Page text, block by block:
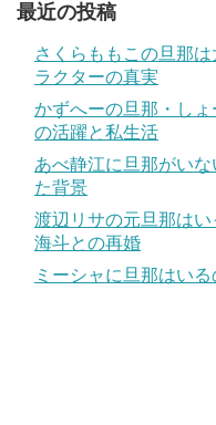
最近の投稿
さくらももこの旦那
ラクターの真実
かずへーの旦那・し
の活躍と私生活
あべ静江に旦那がい
た背景
渡辺リサの元旦那は
海斗との再婚
ミーシャに旦那はい